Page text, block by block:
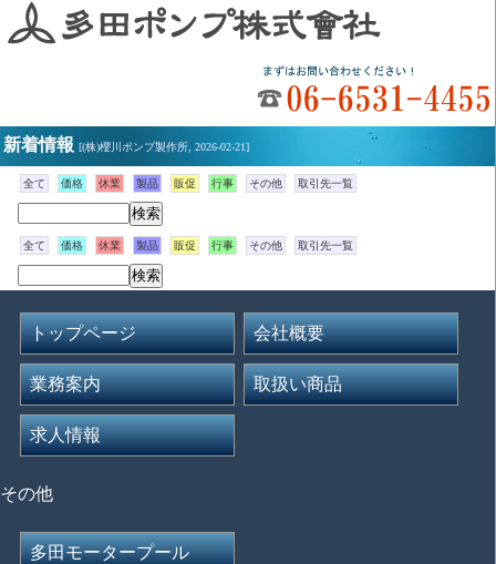
新着情報[(株)櫻川ポンプ製作所, 2026-02-21]
全て 価格 休業 製品 販促 行事 その他 取引先一覧
全て 価格 休業 製品 販促 行事 その他 取引先一覧
トップページ 会社概要
業務案内 取扱い商品
求人情報
その他
多田モータープール